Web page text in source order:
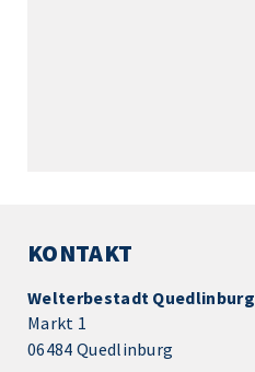
KONTAKT
Welterbestadt Quedlinburg
Markt 1
06484 Quedlinburg